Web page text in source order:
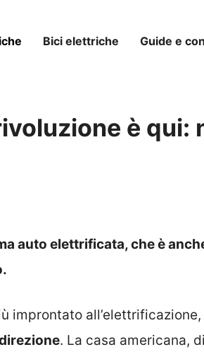
Bici elettriche Guide e
è qui:
auto elettrificata, che è
improntato all’elettrificazione,
. La casa americana,